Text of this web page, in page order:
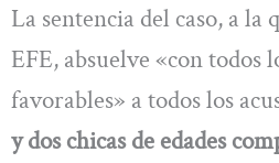
La sentencia del caso, a la
EFE, absuelve «con todos
favorables» a todos los
y dos chicas de edades